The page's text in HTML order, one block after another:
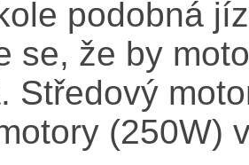
podobná
se, že by
Středový
(250W)